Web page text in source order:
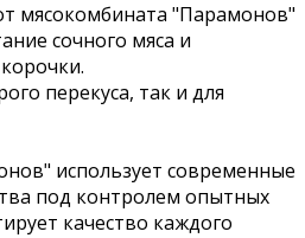
мясокомбината "Парамонов"
сочного мяса и
перекуса, так и для
использует современные
под контролем опытных
качество каждого